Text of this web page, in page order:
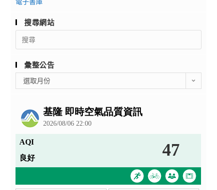
搜尋網站
Search
for:
彙整公告
整
選取月份